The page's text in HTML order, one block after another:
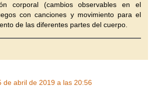
corporal (cambios observables en el
con canciones y movimiento para el
de las diferentes partes del cuerpo.
de abril de 2019 a las 20:56